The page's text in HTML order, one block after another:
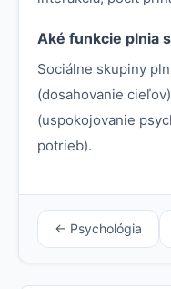
Aké funkcie plnia
Sociálne skupiny
(dosahovanie
(uspokojovanie
potrieb).
← Psychológia